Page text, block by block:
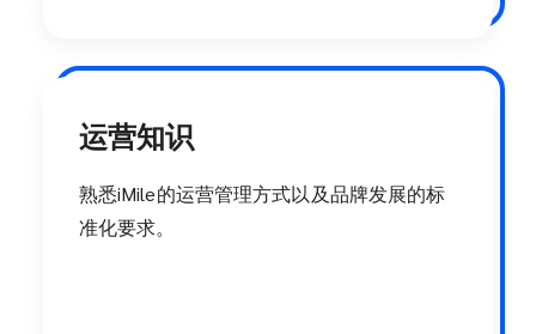
运营知识
熟悉iMile的运营管理方式以及品牌发展的标
准化要求。